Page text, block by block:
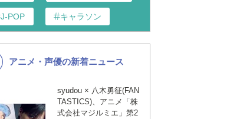
J-POP キャラソン
K-POP バンド
洋楽
VTuber ディズニー
アニメ・声優の新着ニュース
syudou × 八木勇征(FAN
TASTICS)、アニメ「株
式会社マジルミエ」第2